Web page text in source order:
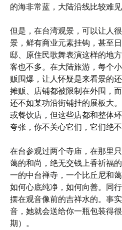
的海非常蓝，大陆沿线比较难见
但是，在台湾观景，可以让人
景，鲜有商业元素挂钩，甚至
邸、原住民歌舞表演这样的地
客也不多。在大陆旅游，每个
贩围爆，让人怀疑是来看景的
摊贩、店铺都被限制在外围，
还不如某功沿街铺挂的展板大
或餐饮店，但这些店都和整体
夸张，你不关心它们，它们绝不
在台参观过两个寺庙，在那里
蔼的和尚，绝无交钱上香祈福
一的中台禅寺，一个比丘尼和
如何心底纯净，如何向善。同
摆在观音像前的吉祥水的。事
音，她就会送给你一瓶包装得
期）。